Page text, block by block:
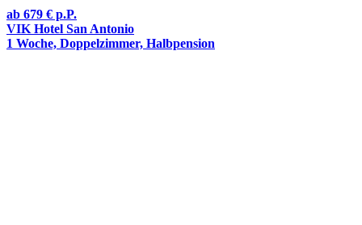
ab 679 € p.P.
VIK Hotel San Antonio
1 Woche, Doppelzimmer, Halbpension